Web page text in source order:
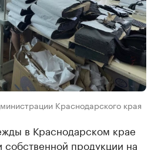
Краснодарского края
в Краснодарском крае
собственной продукции на